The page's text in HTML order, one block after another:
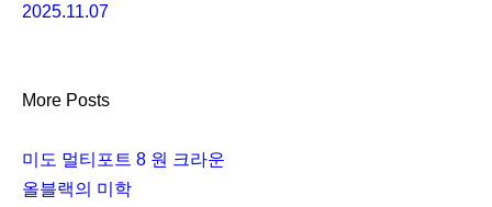
2025.11.07
More Posts
미도 멀티포트 8 원 크라운
올블랙의 미학